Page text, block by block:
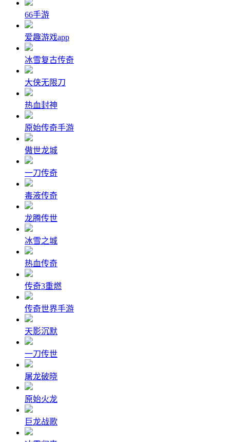
66手游
爱趣游戏app
冰雪复古传奇
大侠无限刀
热血封神
原始传奇手游
傲世龙城
一刀传奇
毒液传奇
龙腾传世
冰雪之城
热血传奇
传奇3重燃
传奇世界手游
天影沉默
一刀传世
屠龙破晓
原始火龙
巨龙战歌